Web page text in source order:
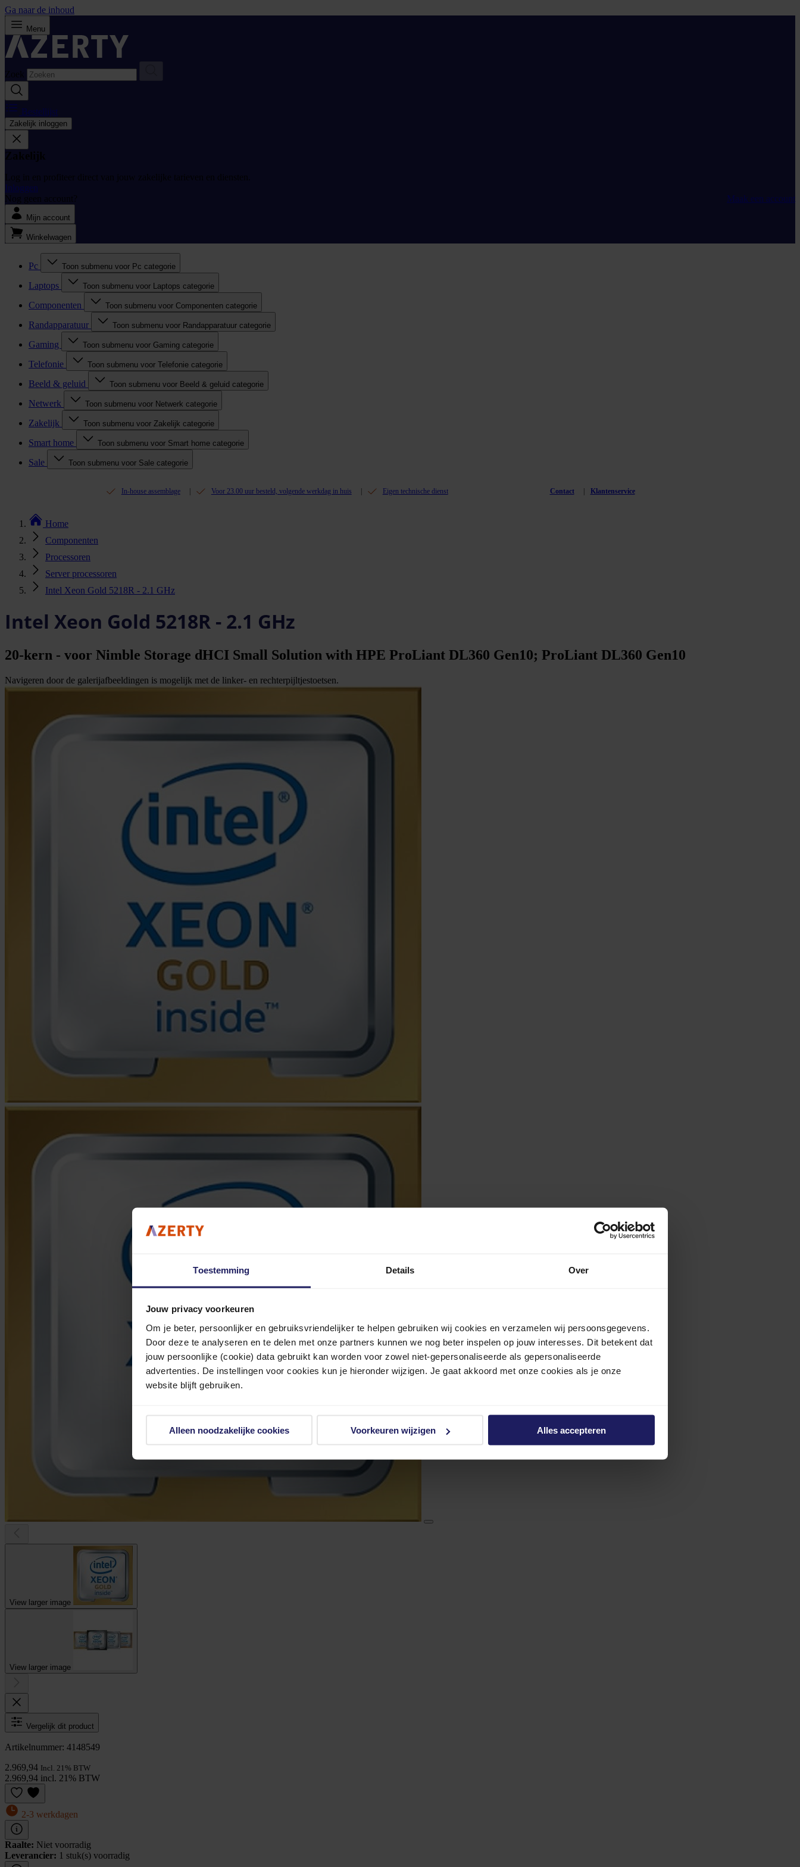
Toestemming Details Over
Jouw privacy voorkeuren
Om je beter, persoonlijker en gebruiksvriendelijker te helpen gebruiken wij cookies en verzamelen wij persoonsgegevens.
Door deze te analyseren en te delen met onze partners kunnen we nog beter inspelen op jouw interesses. Dit betekent dat
jouw persoonlijke (cookie) data gebruikt kan worden voor zowel niet-gepersonaliseerde als gepersonaliseerde
advertenties. De instellingen voor cookies kun je hieronder wijzigen. Je gaat akkoord met onze cookies als je onze
website blijft gebruiken.
Alleen noodzakelijke cookies Voorkeuren wijzigen Alles accepteren
Ga naar de inhoud
Menu
Zoek
Bestellijst
Zakelijk inloggen
Zakelijk
Log in en profiteer direct van jouw zakelijke tarieven en diensten.
Inloggen
Nog geen account?
Maak een account
Mijn account
Winkelwagen
Pc Toon submenu voor Pc categorie
Laptops Toon submenu voor Laptops categorie
Componenten Toon submenu voor Componenten categorie
Randapparatuur Toon submenu voor Randapparatuur categorie
Gaming Toon submenu voor Gaming categorie
Telefonie Toon submenu voor Telefonie categorie
Beeld & geluid Toon submenu voor Beeld & geluid categorie
Netwerk Toon submenu voor Netwerk categorie
Zakelijk Toon submenu voor Zakelijk categorie
Smart home Toon submenu voor Smart home categorie
Sale Toon submenu voor Sale categorie
In-house assemblage Voor 23.00 uur besteld, volgende werkdag in huis Eigen technische dienst Contact Klantenservice
Home
Componenten
Processoren
Server processoren
Intel Xeon Gold 5218R - 2.1 GHz
Intel Xeon Gold 5218R - 2.1 GHz
20-kern - voor Nimble Storage dHCI Small Solution with HPE ProLiant DL360 Gen10; ProLiant DL360 Gen10
Navigeren door de galerijafbeeldingen is mogelijk met de linker- en rechterpijltjestoetsen.
View larger image
View larger image
Vergelijk dit product
Artikelnummer: 4148549
2.969,94 Incl. 21% BTW
2.969,94 incl. 21% BTW
2-3 werkdagen
Raalte: Niet voorradig
Leverancier: 1 stuk(s) voorradig